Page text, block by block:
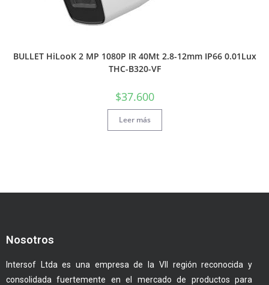
BULLET HiLooK 2 MP 1080P IR 40Mt 2.8-12mm IP66 0.01Lux
THC-B320-VF
$37.600
Leer más
Nosotros
Intersof Ltda es una empresa de la VII región reconocida y
consolidada fuertemente en el mercado de productos para